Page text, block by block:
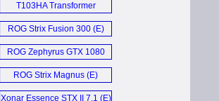
T103HA Transformer
Mini (D)
ROG Strix Fusion 300 (E)
ROG Zephyrus GTX 1080
Laptop (E)
ROG Strix Magnus (E)
Xonar Essence STX II 7.1 (E)